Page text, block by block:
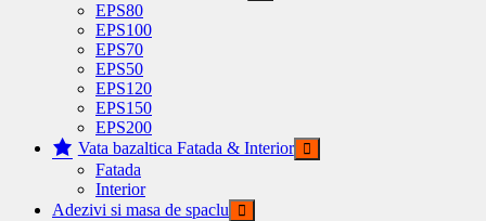
EPS80
EPS100
EPS70
EPS50
EPS120
EPS150
EPS200
Vata bazaltica Fatada & Interior
Fatada
Interior
Adezivi si masa de spaclu